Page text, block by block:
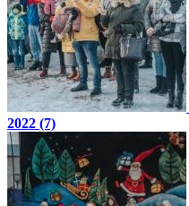
2022 (7)